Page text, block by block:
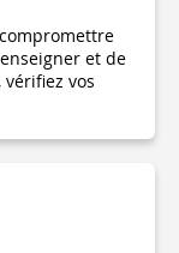
et de
vos